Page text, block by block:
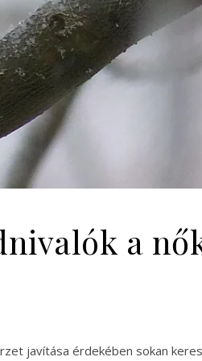
a
javítása érdekében sokan